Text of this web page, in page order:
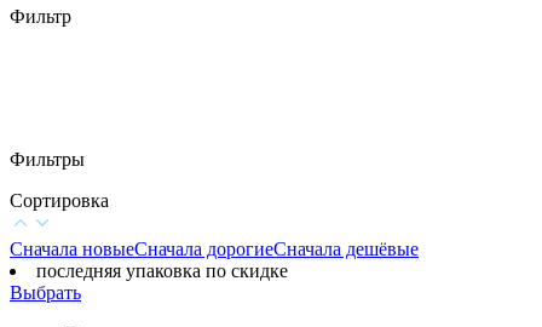
Фильтр
Фильтры
Сортировка
Сначала новыеСначала дорогиеСначала дешёвые
последняя упаковка по скидке
Выбрать